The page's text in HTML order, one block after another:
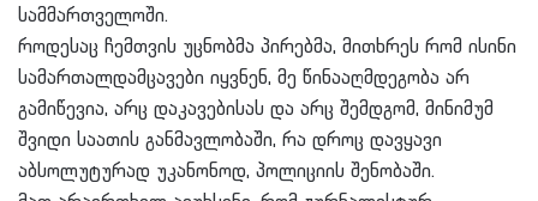
სამმართველოში.
როდესაც ჩემთვის უცნობმა პირებმა, მითხრეს რომ ისინი
სამართალდამცავები იყვნენ, მე წინააღმდეგობა არ
გამიწევია, არც დაკავებისას და არც შემდგომ, მინიმუმ
შვიდი საათის განმავლობაში, რა დროც დავყავი
აბსოლუტურად უკანონოდ, პოლიციის შენობაში.